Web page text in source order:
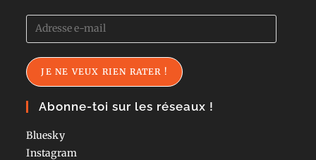
Adresse
e-
mail
JE NE VEUX RIEN RATER !
Abonne-toi sur les réseaux !
Bluesky
Instagram